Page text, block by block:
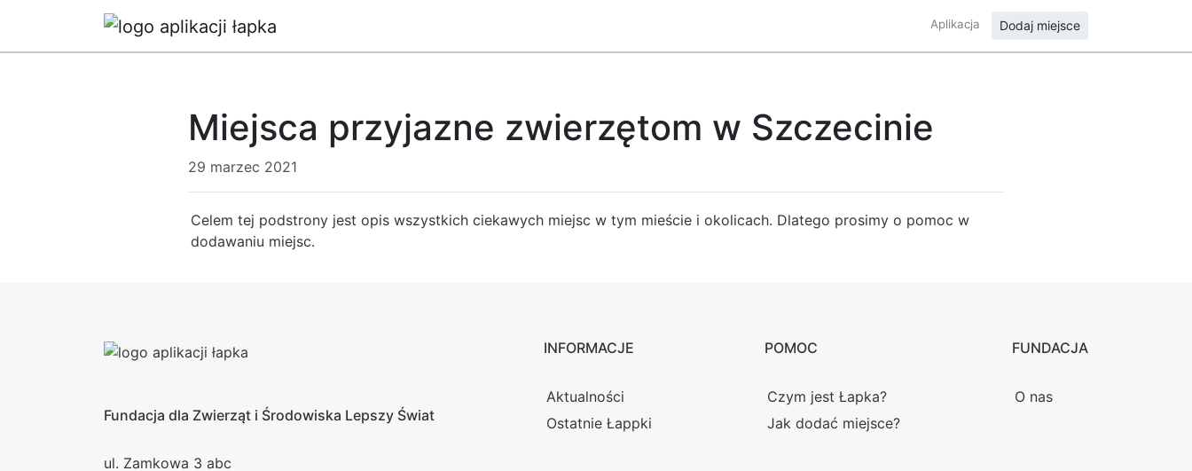
Aplikacja Dodaj miejsce
Miejsca przyjazne zwierzętom w Szczecinie
29 marzec 2021
Celem tej podstrony jest opis wszystkich ciekawych miejsc w tym mieście i okolicach. Dlatego prosimy o pomoc w
dodawaniu miejsc.
Fundacja dla Zwierząt i Środowiska Lepszy Świat
ul. Zamkowa 3 abc
INFORMACJE
Aktualności
Ostatnie Łappki
POMOC
Czym jest Łapka?
Jak dodać miejsce?
FUNDACJA
O nas